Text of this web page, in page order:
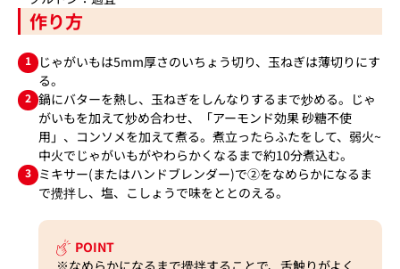
作り方
1
じゃがいもは5mm厚さのいちょう切り、玉ねぎは薄切りにす
る。
2 鍋にバターを熱し、玉ねぎをしんなりするまで炒める。じゃ
がいもを加えて炒め合わせ、「アーモンド効果 砂糖不使
用」、コンソメを加えて煮る。煮立ったらふたをして、弱火~
中火でじゃがいもがやわらかくなるまで約10分煮込む。
3 ミキサー(またはハンドブレンダー)で②をなめらかになるま
で攪拌し、塩、こしょうで味をととのえる。
POINT
※なめらかになるまで攪拌することで、舌触りがよく